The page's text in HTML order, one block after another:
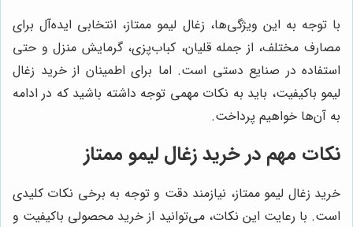
با توجه به این ویژگی‌ها، زغال لیمو ممتاز، انتخابی ایده‌آل برای
مصارف مختلف، از جمله قلیان، کباب‌پزی، گرمایش منزل و حتی
استفاده در صنایع دستی است. اما برای اطمینان از خرید زغال
لیمو باکیفیت، باید به نکات مهمی توجه داشته باشید که در ادامه
به آن‌ها خواهیم پرداخت.
نکات مهم در خرید زغال لیمو ممتاز
خرید زغال لیمو ممتاز، نیازمند دقت و توجه به برخی نکات کلیدی
است. با رعایت این نکات، می‌توانید از خرید محصولی باکیفیت و